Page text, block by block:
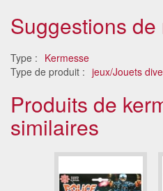
Suggestions
Type : Kermesse
Type de produit : jeux/Jouets
Produits de
similaires